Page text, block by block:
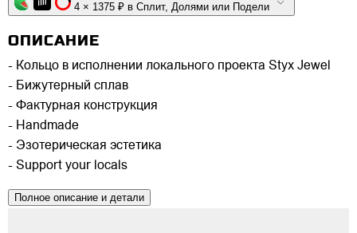
4 × 1375 ₽ в Сплит, Долями или Подели
ОПИСАНИЕ
- Кольцо в исполнении локального проекта Styx Jewel
- Бижутерный сплав
- Фактурная конструкция
- Handmade
- Эзотерическая эстетика
- Support your locals
Полное описание и детали